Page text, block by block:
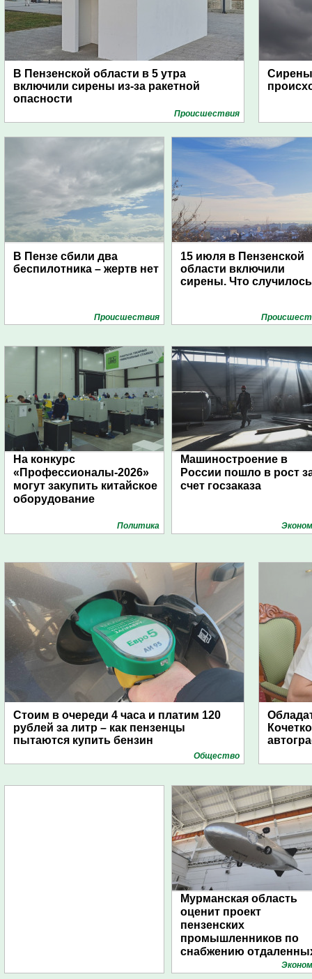
В Пензенской области в 5 утра
включили сирены из-за ракетной
опасности
Проиcшествия
Сирены
В Пензе сбили два
беспилотника – жертв нет
Проиcшествия
15 июля в Пензенской
области включили
сирены. Что
На конкурс
«Профессионалы-2026»
могут закупить китайское
оборудование
Политика
Машиностроение в
России пошло в рост
счет госзаказа
Стоим в очереди 4 часа и платим 120
рублей за литр – как пензенцы
пытаются купить бензин
Общество
Мурманская область
оценит проект
пензенских
промышленников по
снабжению
поселений с помощью